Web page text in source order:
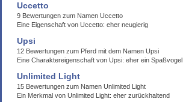
Uccetto
9 Bewertungen zum Namen Uccetto
Eine Eigenschaft von Uccetto: eher neugierig
Upsi
12 Bewertungen zum Pferd mit dem Namen Upsi
Eine Charaktereigenschaft von Upsi: eher ein Spaßvogel
Unlimited Light
15 Bewertungen zum Namen Unlimited Light
Ein Merkmal von Unlimited Light: eher zurückhaltend